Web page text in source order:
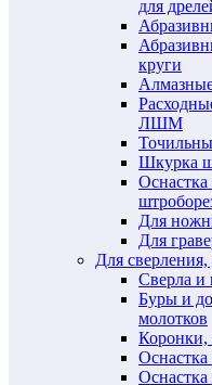
для
круги
ЛШМ
Шкурка
Для
Для
Для
Сверла и
Буры и
молотков
Коронки,
Оснастка